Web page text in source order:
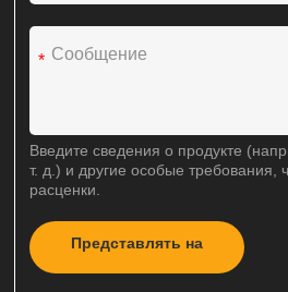
*
Введите сведения о продукте
т. д.) и другие особые требования,
расценки.
Представлять на